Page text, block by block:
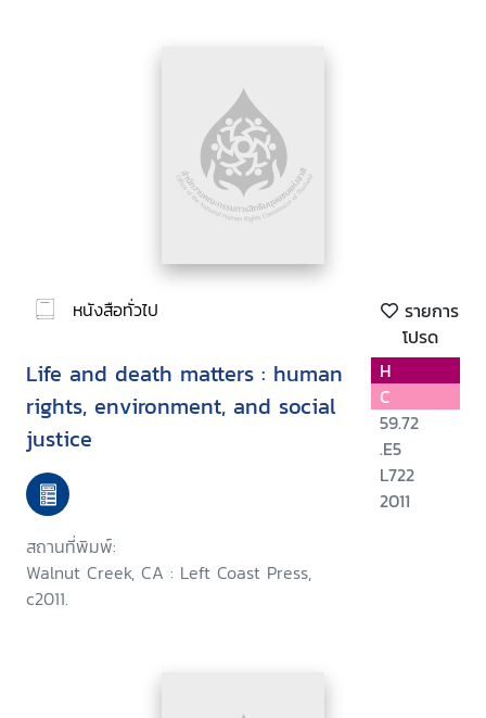
หนังสือทั่วไป
รายการ
โปรด
Life and death matters : human
rights, environment, and social
justice
สถานที่พิมพ์:
Walnut Creek, CA : Left Coast Press,
c2011.
H
C
59.72
.E5
L722
2011